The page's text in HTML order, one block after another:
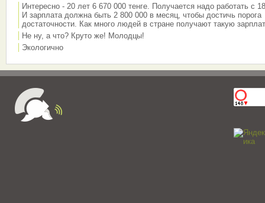
Интересно - 20 лет 6 670 000 тенге. Получается надо работать с
И зарплата должна быть 2 800 000 в месяц, чтобы достичь порога
достаточности. Как много людей в стране получают такую
Не ну, а что? Круто же! Молодцы!
Экологично